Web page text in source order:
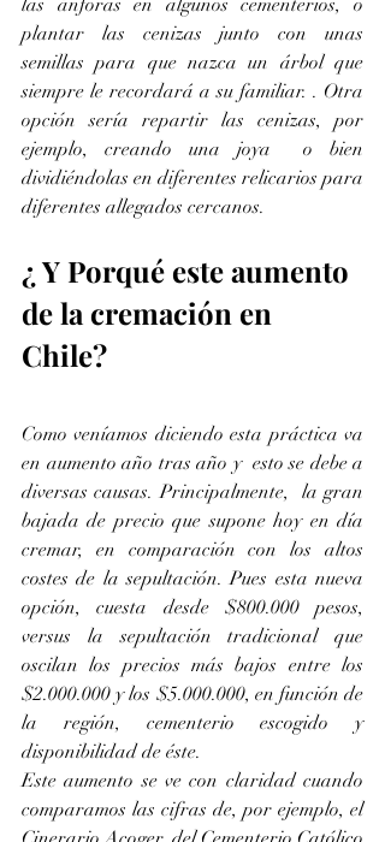
las ánforas en algunos cementerios, o
plantar las cenizas junto con unas
semillas para que nazca un árbol que
siempre le recordará a su familiar. . Otra
opción sería repartir las cenizas, por
ejemplo, creando una joya  o bien
dividiéndolas en diferentes relicarios para
diferentes allegados cercanos.
¿ Y Porqué este aumento
de la cremación en
Chile?
Como veníamos diciendo esta práctica va
en aumento año tras año y  esto se debe a
diversas causas. Principalmente,  la gran
bajada de precio que supone hoy en día
cremar, en comparación con los altos
costes de la sepultación. Pues esta nueva
opción, cuesta desde $800.000 pesos,
versus la sepultación tradicional que
oscilan los precios más bajos entre los
$2.000.000 y los $5.000.000, en función de
la región, cementerio escogido y
disponibilidad de éste.
Este aumento se ve con claridad cuando
comparamos las cifras de, por ejemplo, el